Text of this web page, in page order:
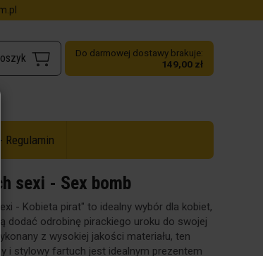
Do darmowej dostawy brakuje:
149,00 zł
Regulamin
sexi - Sex bomb
- Kobieta pirat" to idealny wybór dla kobiet,
dodać odrobinę pirackiego uroku do swojej
z wysokiej jakości materiału, ten
i stylowy fartuch jest idealnym prezentem